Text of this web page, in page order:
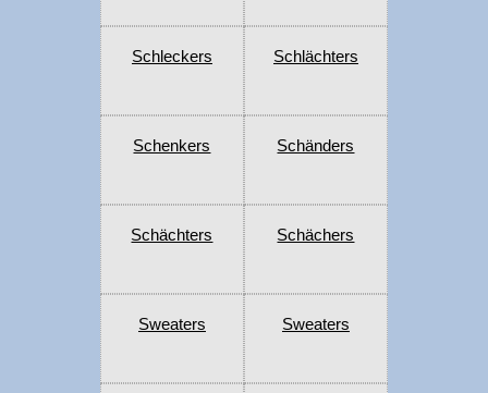
Schleckers Schlächters
Schenkers Schänders
Schächters Schächers
Sweaters Sweaters